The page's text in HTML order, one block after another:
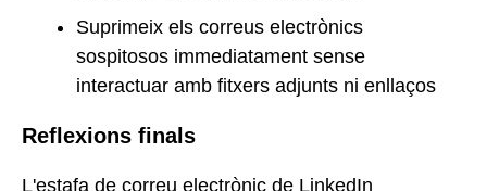
Suprimeix els correus electrònics
sospitosos immediatament sense
interactuar amb fitxers adjunts ni enllaços
Reflexions finals
L'estafa de correu electrònic de LinkedIn